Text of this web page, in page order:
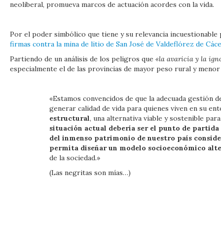
neoliberal, promueva marcos de actuación acordes con la vida.
Por el poder simbólico que tiene y su relevancia
firmas contra la mina de litio de San José de Valdeflórez de
Partiendo de un análisis de los peligros que «la avaricia y la
especialmente el de las provincias de mayor peso rural y
«Estamos convencidos de que la adecuada
generar calidad de vida para quienes viven en su
estructural, una alternativa viable y sostenible
situación actual debería ser el punto de
del inmenso patrimonio de nuestro país
permita diseñar un modelo socioeconómico
de la sociedad.»
(Las negritas son mías…)